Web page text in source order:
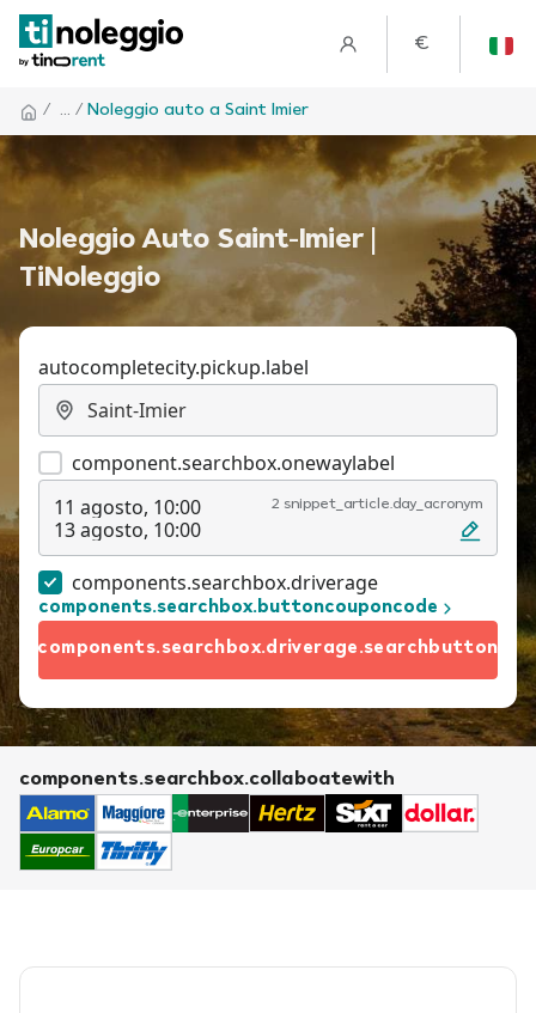
€
/ ... / Noleggio auto a Saint Imier
Noleggio Auto Saint-Imier |
TiNoleggio
autocompletecity.pickup.label
component.searchbox.onewaylabel
11 agosto, 10:00
13 agosto, 10:00
2 snippet_article.day_acronym
components.searchbox.driverage
components.searchbox.buttoncouponcode
components.searchbox.driverage.searchbutton
components.searchbox.collaboatewith